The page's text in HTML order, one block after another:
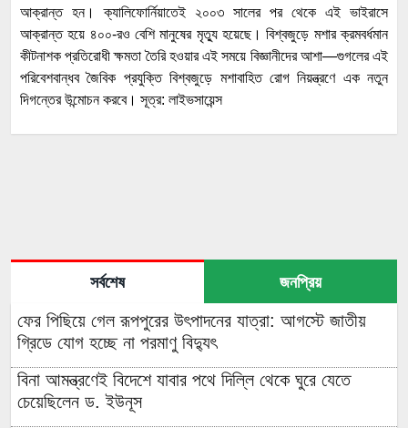
আক্রান্ত হন। ক্যালিফোর্নিয়াতেই ২০০৩ সালের পর থেকে এই ভাইরাসে
আক্রান্ত হয়ে ৪০০-রও বেশি মানুষের মৃত্যু হয়েছে। বিশ্বজুড়ে মশার ক্রমবর্ধমান
কীটনাশক প্রতিরোধী ক্ষমতা তৈরি হওয়ার এই সময়ে বিজ্ঞানীদের আশা—গুগলের এই
পরিবেশবান্ধব জৈবিক প্রযুক্তি বিশ্বজুড়ে মশাবাহিত রোগ নিয়ন্ত্রণে এক নতুন
দিগন্তের উন্মোচন করবে। সূত্র: লাইভসায়েন্স
সর্বশেষ জনপ্রিয়
ফের পিছিয়ে গেল রূপপুরের উৎপাদনের যাত্রা: আগস্টে জাতীয়
গ্রিডে যোগ হচ্ছে না পরমাণু বিদ্যুৎ
বিনা আমন্ত্রণেই বিদেশে যাবার পথে দিল্লি থেকে ঘুরে যেতে
চেয়েছিলেন ড. ইউনূস